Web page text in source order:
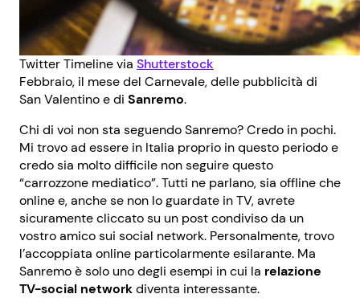
Twitter Timeline via Shutterstock
Febbraio, il mese del Carnevale, delle pubblicità di
San Valentino e di Sanremo.
Chi di voi non sta seguendo Sanremo? Credo in pochi.
Mi trovo ad essere in Italia proprio in questo periodo e
credo sia molto difficile non seguire questo
“carrozzone mediatico”. Tutti ne parlano, sia offline che
online e, anche se non lo guardate in TV, avrete
sicuramente cliccato su un post condiviso da un
vostro amico sui social network. Personalmente, trovo
l’accoppiata online particolarmente esilarante. Ma
Sanremo è solo uno degli esempi in cui la relazione
TV-social networkdiventa interessante.